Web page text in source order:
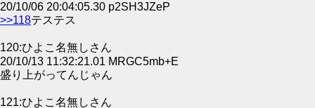
20/10/06 20:04:05.30 p2SH3JZeP
>>118テステス
120:ひよこ名無しさん
20/10/13 11:32:21.01 MRGC5mb+E
盛り上がってんじゃん
121:ひよこ名無しさん